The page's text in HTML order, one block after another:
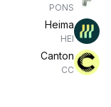
PONS
Heima
HEI
Canton
CC